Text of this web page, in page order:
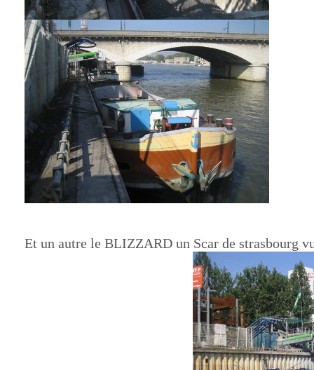
Et un autre le BLIZZARD un Scar de strasbourg